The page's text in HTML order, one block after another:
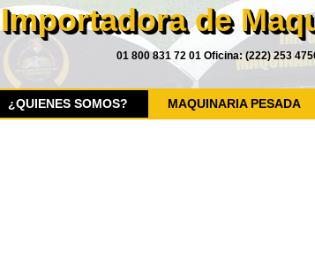
Importadora de
01 800 831 72 01 Oficina: (222) 253
¿QUIENES SOMOS? MAQUINARIA PESADA